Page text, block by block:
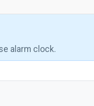
alarm clock.